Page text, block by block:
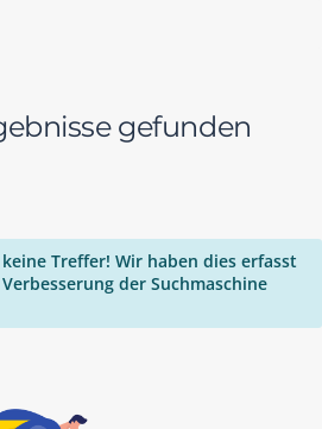
gefunden
Treffer! Wir haben dies erfasst
der Suchmaschine